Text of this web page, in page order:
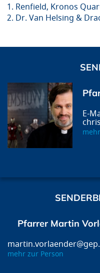
Renfield, Kronos
Dr. Van Helsing &
Pfarrer Martin
mehr zur Person